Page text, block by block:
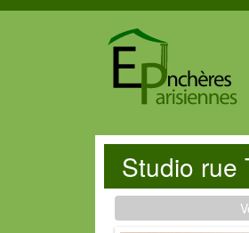
Studio rue